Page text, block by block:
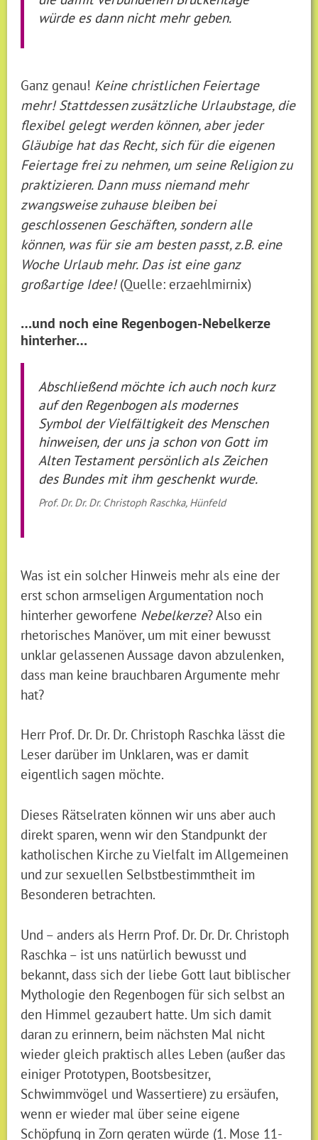
würde es dann nicht mehr geben.
Ganz genau! Keine christlichen Feiertage
mehr! Stattdessen zusätzliche Urlaubstage, die
flexibel gelegt werden können, aber jeder
Gläubige hat das Recht, sich für die eigenen
Feiertage frei zu nehmen, um seine Religion zu
praktizieren. Dann muss niemand mehr
zwangsweise zuhause bleiben bei
geschlossenen Geschäften, sondern alle
können, was für sie am besten passt, z.B. eine
Woche Urlaub mehr. Das ist eine ganz
großartige Idee!(Quelle: erzaehlmirnix)
…und noch eine Regenbogen-Nebelkerze
hinterher…
Abschließend möchte ich auch noch kurz
auf den Regenbogen als modernes
Symbol der Vielfältigkeit des Menschen
hinweisen, der uns ja schon von Gott im
Alten Testament persönlich als Zeichen
des Bundes mit ihm geschenkt wurde.
Prof. Dr. Dr. Dr. Christoph Raschka, Hünfeld
Was ist ein solcher Hinweis mehr als eine der
erst schon armseligen Argumentation noch
hinterher geworfene Nebelkerze? Also ein
rhetorisches Manöver, um mit einer bewusst
unklar gelassenen Aussage davon abzulenken,
dass man keine brauchbaren Argumente mehr
hat?
Herr Prof. Dr. Dr. Dr. Christoph Raschka lässt die
Leser darüber im Unklaren, was er damit
eigentlich sagen möchte.
Dieses Rätselraten können wir uns aber auch
direkt sparen, wenn wir den Standpunkt der
katholischen Kirche zu Vielfalt im Allgemeinen
und zur sexuellen Selbstbestimmtheit im
Besonderen betrachten.
Und – anders als Herrn Prof. Dr. Dr. Dr. Christoph
Raschka – ist uns natürlich bewusst und
bekannt, dass sich der liebe Gott laut biblischer
Mythologie den Regenbogen für sich selbst an
den Himmel gezaubert hatte. Um sich damit
daran zu erinnern, beim nächsten Mal nicht
wieder gleich praktisch alles Leben (außer das
einiger Prototypen, Bootsbesitzer,
Schwimmvögel und Wassertiere) zu ersäufen,
wenn er wieder mal über seine eigene
Schöpfung in Zorn geraten würde (1. Mose 11-